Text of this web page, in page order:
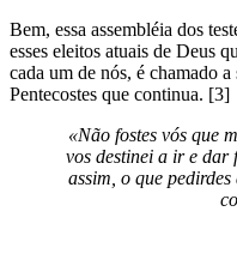
Bem, essa assembléia dos
esses eleitos atuais de Deus
cada um de nós, é chamado
Pentecostes que continua. [3]
«Não fostes vós que
vos destinei a ir e dar
assim, o que